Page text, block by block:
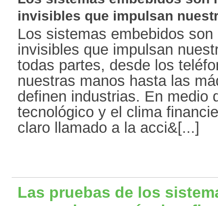
invisibles que impulsan
Los sistemas embebidos
invisibles que impulsan
todas partes, desde los
nuestras manos hasta las
definen industrias. En medio
tecnológico y el clima
claro llamado a la acci&[...]
Las pruebas de los